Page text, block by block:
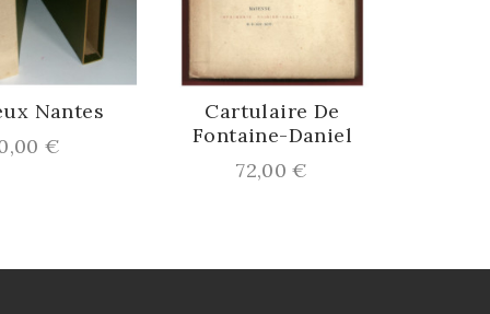
Nantes
€
Cartulaire De
Fontaine-Daniel
Prix
72,00 €